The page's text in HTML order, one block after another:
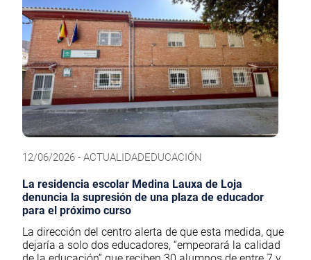
12/06/2026 - ACTUALIDADEDUCACIÓN
La residencia escolar Medina Lauxa de Loja
denuncia la supresión de una plaza de educador
para el próximo curso
La dirección del centro alerta de que esta medida, que
dejaría a solo dos educadores, “empeorará la calidad